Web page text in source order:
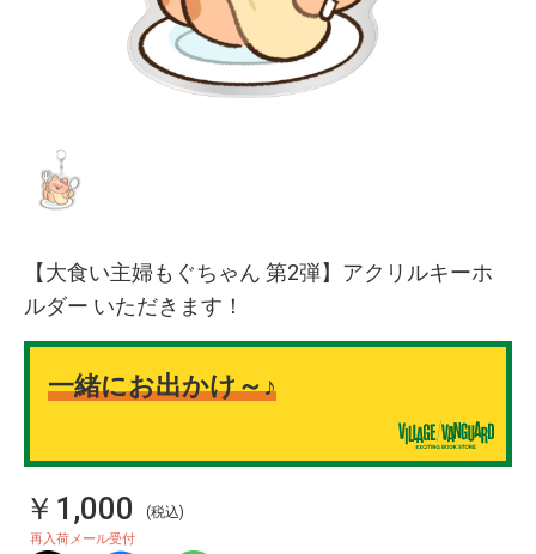
【大食い主婦もぐちゃん 第2弾】アクリルキーホ
ルダー いただきます！
一緒にお出かけ～♪
￥1,000 (税込)
再入荷メール受付